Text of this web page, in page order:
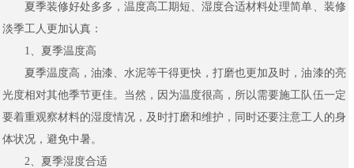
夏季装修好处多多，温度高工期短、湿度合适材料处理简单、装修
淡季工人更加认真：
1、夏季温度高
夏季温度高，油漆、水泥等干得更快，打磨也更加及时，油漆的亮
光度相对其他季节更佳。当然，因为温度很高，所以需要施工队伍一定
要着重观察材料的湿度情况，及时打磨和维护，同时还要注意工人的身
体状况，避免中暑。
2、夏季湿度合适